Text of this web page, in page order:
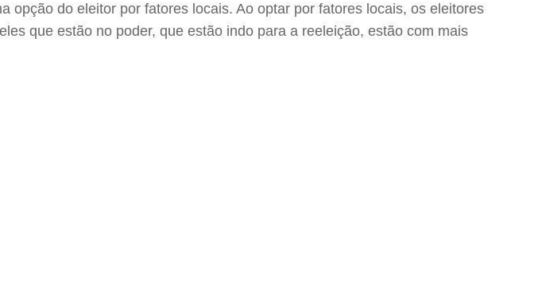
opção do eleitor por fatores locais. Ao optar por fatores locais, os eleitores
que estão no poder, que estão indo para a reeleição, estão com mais